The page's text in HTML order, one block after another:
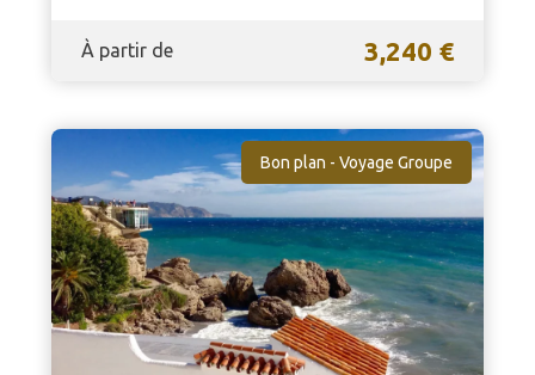
À partir de 3,240 €
Bon plan - Voyage Groupe